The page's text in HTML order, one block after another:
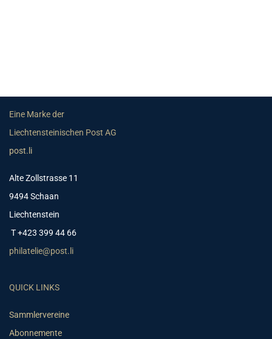
Eine Marke der
Liechtensteinischen Post AG
post.li
Alte Zollstrasse 11
9494 Schaan
Liechtenstein
T +423 399 44 66
philatelie@post.li
QUICK LINKS
Sammlervereine
Abonnemente